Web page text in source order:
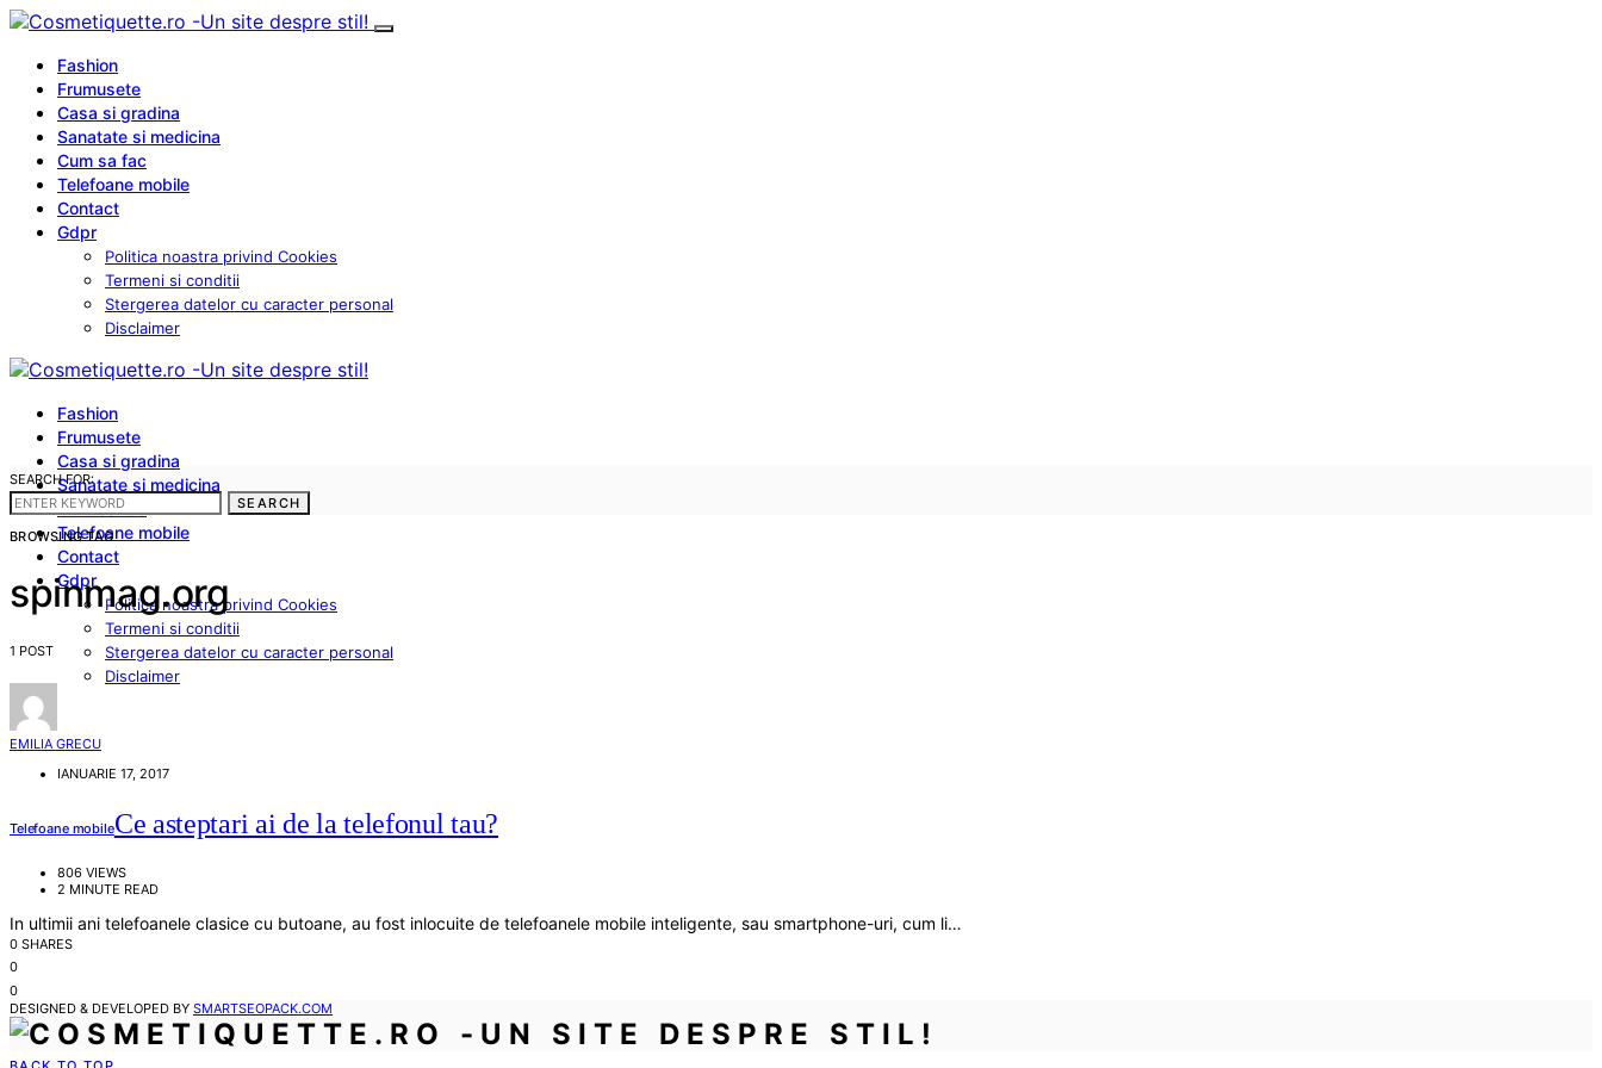
Fashion
Frumusete
Casa si gradina
Sanatate si medicina
Cum sa fac
Telefoane mobile
Contact
Gdpr
Politica noastra privind Cookies
Termeni si conditii
Stergerea datelor cu caracter personal
Disclaimer
Fashion
Frumusete
Casa si gradina
Sanatate si medicina
Cum sa fac
Telefoane mobile
Contact
Gdpr
Politica noastra privind Cookies
Termeni si conditii
Stergerea datelor cu caracter personal
Disclaimer
SEARCH FOR:
SEARCH
BROWSING TAG
spinmag.org
1 POST
EMILIA GRECU
IANUARIE 17, 2017
Telefoane mobileCe asteptari ai de la telefonul tau?
806 VIEWS
2 MINUTE READ
In ultimii ani telefoanele clasice cu butoane, au fost inlocuite de telefoanele mobile inteligente, sau smartphone-uri, cum li…
0 SHARES
0
0
DESIGNED & DEVELOPED BY SMARTSEOPACK.COM